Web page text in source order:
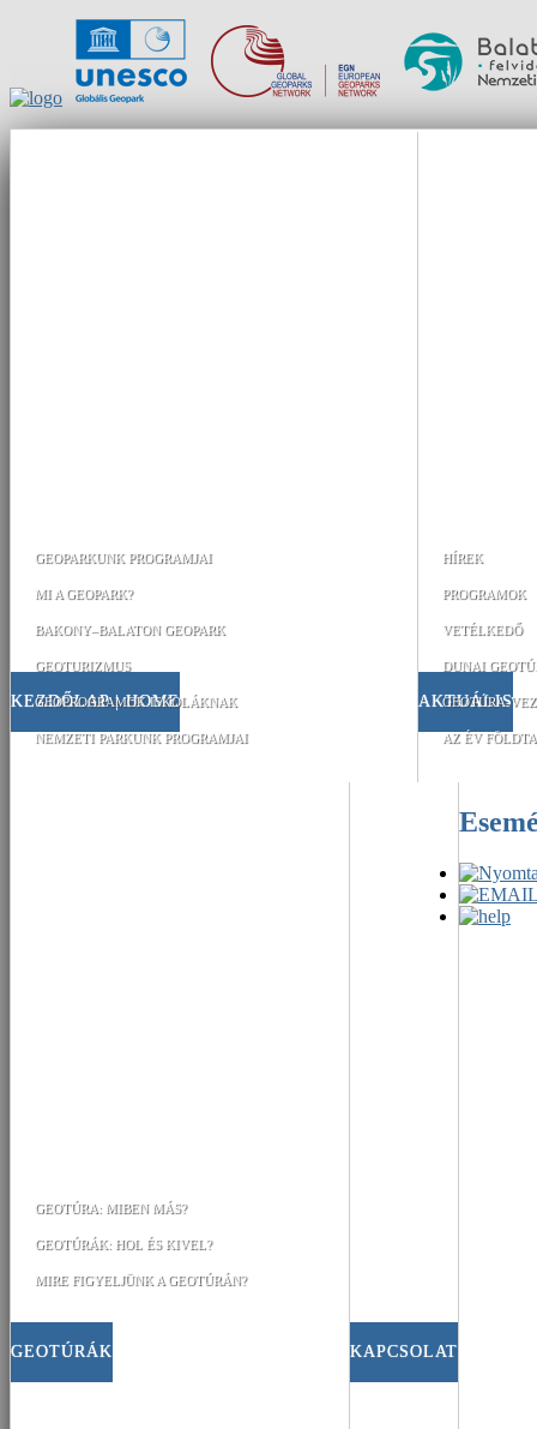
KEZDŐLAP | HOME
GEOPARKUNK PROGRAMJAI
MI A GEOPARK?
BAKONY–BALATON GEOPARK
GEOTURIZMUS
GEOPROGRAMOK ISKOLÁKNAK
NEMZETI PARKUNK PROGRAMJAI
AKTUÁLIS
HÍREK
PROGRAMOK
VETÉLKEDŐ
DUNAI
GEOTÚRA-
AZ ÉV
GEOTÚRÁK
GEOTÚRA: MIBEN MÁS?
GEOTÚRÁK: HOL ÉS KIVEL?
MIRE FIGYELJÜNK A GEOTÚRÁN?
KAPCSOLAT